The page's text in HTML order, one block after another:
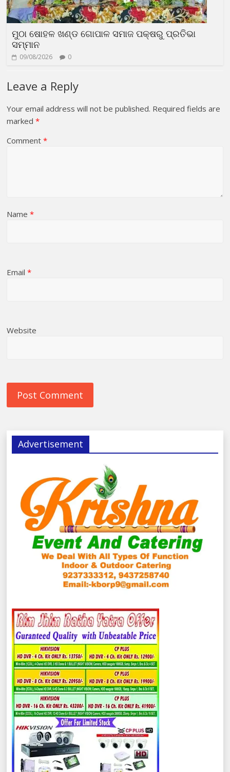
ମୁଠା ଷୋହଳ ଖଣ୍ଡ ଗୋପାଳ ସମାଜ ପକ୍ଷରୁ ପ୍ରତିଭା
ସମ୍ମାନ
09/08/2026 0
Leave a Reply
Your email address will not be published. Required fields are
marked*
Comment*
Name*
Email*
Website
Advertisement